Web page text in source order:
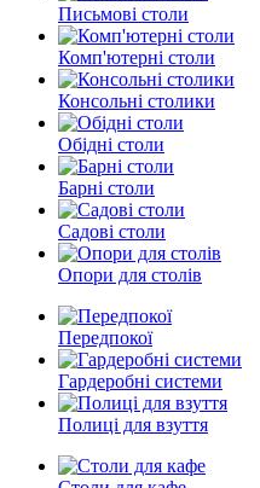
Письмові столи
Комп'ютерні столи
Консольні столики
Обідні столи
Барні столи
Садові столи
Опори для столів
Передпокої
Гардеробні системи
Полиці для взуття